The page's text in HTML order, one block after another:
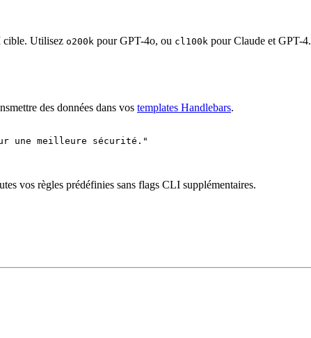
cible. Utilisez o200k pour GPT-4o, ou cl100k pour Claude et GPT-4.
des données dans vos templates Handlebars.
une meilleure sécurité. "
vos règles prédéfinies sans flags CLI supplémentaires.